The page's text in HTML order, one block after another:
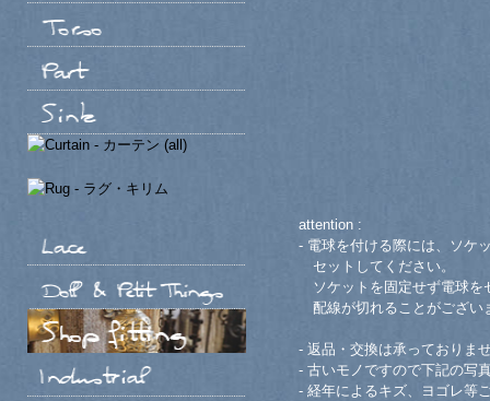
attention :
- 電球を付ける際には、ソケ
セットしてください。
ソケットを固定せず電球を
配線が切れることがござい
- 返品・交換は承っておりま
- 古いモノですので下記の写
- 経年によるキズ、ヨゴレ等